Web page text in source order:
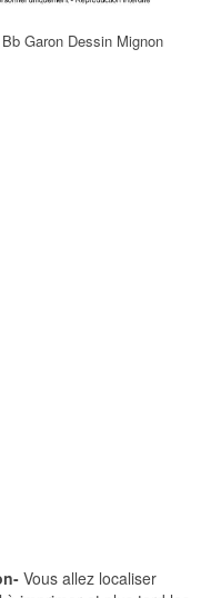
Garon Dessin Mignon
Vous allez localiser